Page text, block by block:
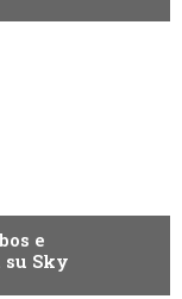
e
Sky